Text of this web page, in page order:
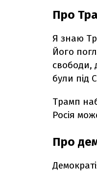
Про
Я знаю
Його
свободи,
були під
Трамп
Росія
Про